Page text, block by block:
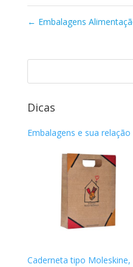
← Embalagens
Dicas
Embalagens e sua
Caderneta tipo